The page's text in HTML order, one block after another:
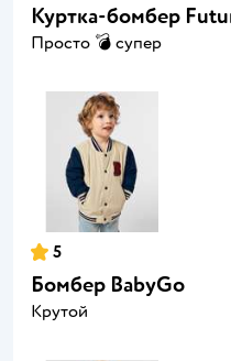
Куртка-бомбер
Просто 💣 супер
5
Бомбер BabyGo
Крутой